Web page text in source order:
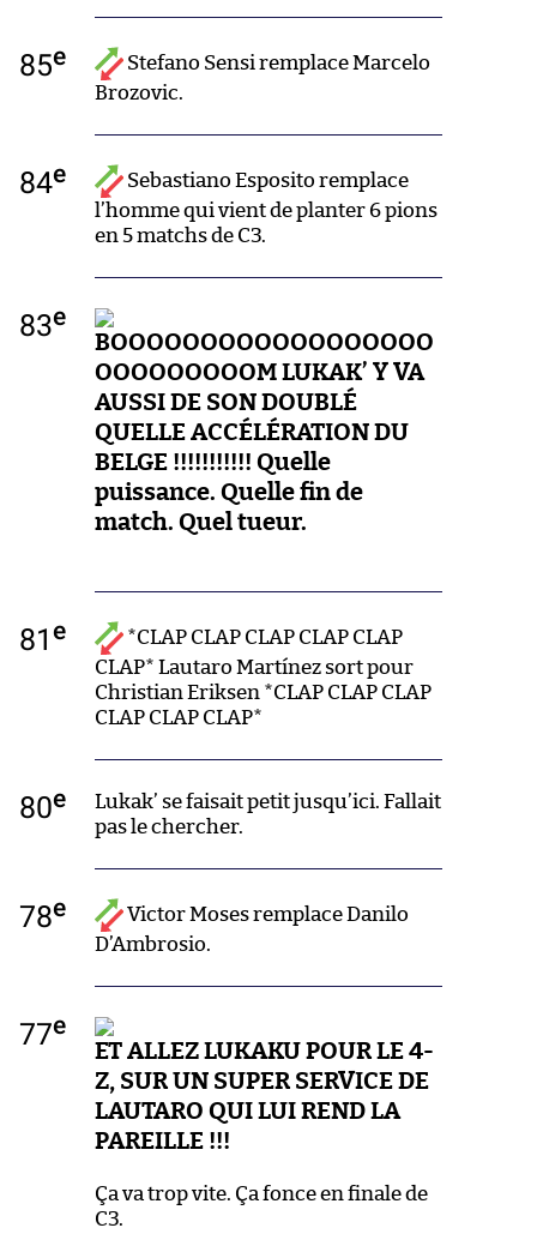
85e
Stefano Sensi remplace Marcelo
Brozovic.
84e
Sebastiano Esposito remplace
l’homme qui vient de planter 6 pions
en 5 matchs de C3.
83e
BOOOOOOOOOOOOOOOOOO
OOOOOOOOOM LUKAK’ Y VA
AUSSI DE SON DOUBLÉ
QUELLE ACCÉLÉRATION DU
BELGE !!!!!!!!!!! Quelle
puissance. Quelle fin de
match. Quel tueur.
81 e
*CLAP CLAP CLAP CLAP CLAP
CLAP* Lautaro Martínez sort pour
Christian Eriksen *CLAP CLAP CLAP
CLAP CLAP CLAP*
80e
Lukak’ se faisait petit jusqu’ici. Fallait
pas le chercher.
78e
Victor Moses remplace Danilo
D’Ambrosio.
77e
ET ALLEZ LUKAKU POUR LE 4-
Z, SUR UN SUPER SERVICE DE
LAUTARO QUI LUI REND LA
PAREILLE !!!
Ça va trop vite. Ça fonce en finale de
C3.